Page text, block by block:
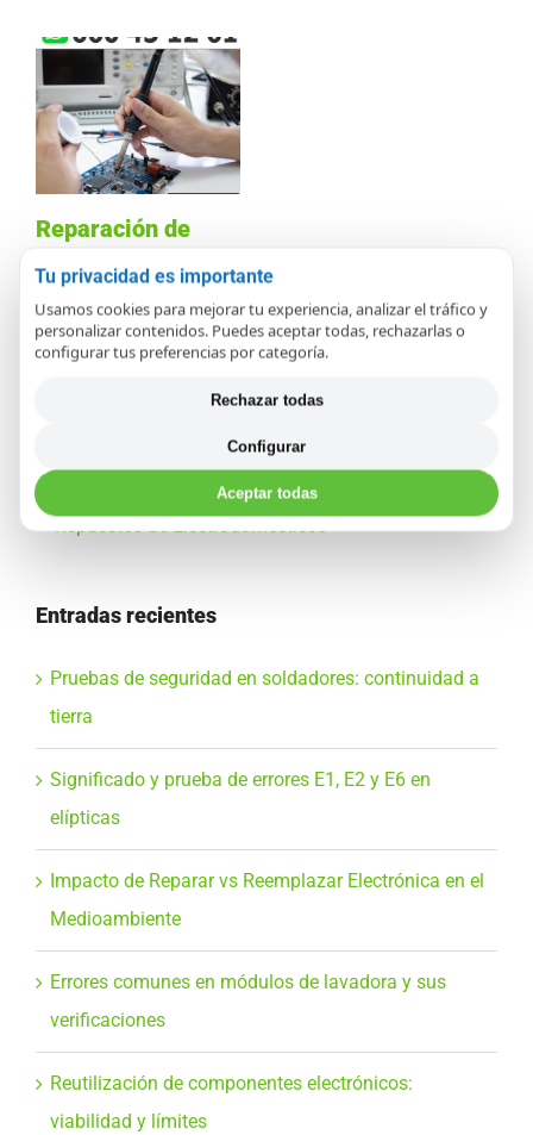
Reparación de
placas y módulos
electrónicos en
Santander
diciembre 14th, 2020
Entradas recientes
Pruebas de seguridad en soldadores: continuidad a
tierra
Significado y prueba de errores E1, E2 y E6 en
elípticas
Impacto de Reparar vs Reemplazar Electrónica en el
Medioambiente
Errores comunes en módulos de lavadora y sus
verificaciones
Reutilización de componentes electrónicos:
viabilidad y límites
Tu privacidad es importante
Usamos cookies para mejorar tu experiencia, analizar el tráfico y
personalizar contenidos. Puedes aceptar todas, rechazarlas o
configurar tus preferencias por categoría.
Rechazar todas
Configurar
Aceptar todas